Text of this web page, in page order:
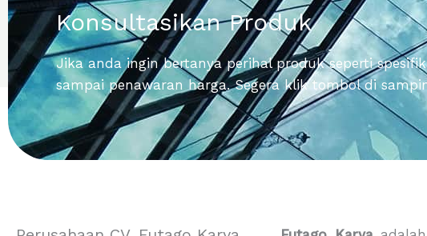
Konsultasikan Produk
Jika anda ingin bertanya perihal produk seperti
sampai penawaran harga. Segera klik tombol di